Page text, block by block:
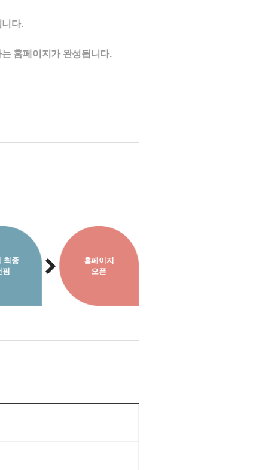
다.
홈페이지가 완성됩니다.
최종
펌
홈페이지
오픈